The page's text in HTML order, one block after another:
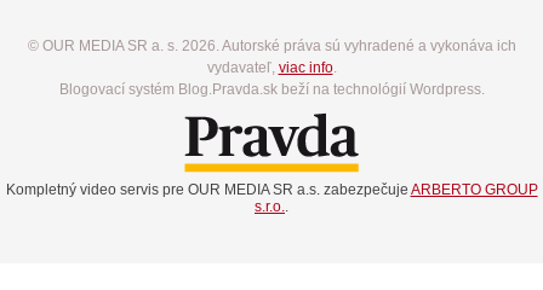
© OUR MEDIA SR a. s. 2026. Autorské práva sú vyhradené a vykonáva ich
vydavateľ, viac info.
Blogovací systém Blog.Pravda.sk beží na technológií Wordpress.
Kompletný video servis pre OUR MEDIA SR a.s. zabezpečuje ARBERTO GROUP
s.r.o..